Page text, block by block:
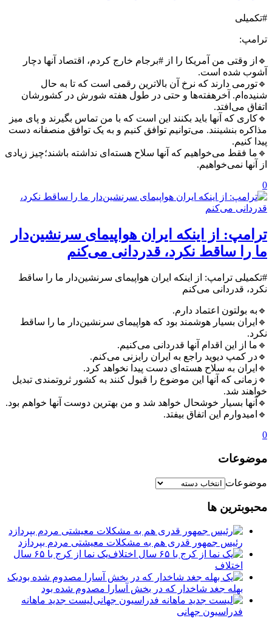
#تکمیلی
ترامپ:
🔹از وقتی من آمریکا را از #برجام خارج کردم، اقتصاد آنها دچار
آشوب شده است.
🔹تورمی دارند که نرخ آن بالاترین رقمی است که تا به حال
شنیده‌ام. آخرهفته‌ها و حتی در طول هفته شورش در کشورشان
اتفاق می‌افتد.
🔹کاری که آنها باید بکنند این است که با من تماس بگیرند و پای میز
مذاکره بنشینند. می‌توانیم توافق کنیم و به یک توافق منصفانه دست
پیدا کنیم.
🔹ما فقط می‌خواهیم که آنها سلاح هسته‌ای نداشته باشند؛چیز زیادی
از آنها نمی‌خواهیم.
0
ترامپ: از اینکه ایران هواپیمای سرنشین‌دار
ما را ساقط نکرد، قدردانی می‌کنم
#تکمیلی ترامپ: از اینکه ایران هواپیمای سرنشین‌دار ما را ساقط
نکرد، قدردانی می‌کنم
🔹به بولتون اعتماد دارم.
🔹ایران بسیار هوشمند بود که هواپیمای سرنشین‌دار ما را ساقط
نکرد.
🔹ما از این اقدام آنها قدردانی می‌کنیم.
🔹در کمپ دیوید راجع به ایران رایزنی می‌کنم.
🔹ایران به سلاح هسته‌ای دست پیدا نخواهد کرد.
🔹زمانی که آنها این موضوع را قبول کنند به کشور ثروتمندی تبدیل
خواهند شد.
🔹آنها بسیار خوشحال خواهد شد و من بهترین دوست آنها خواهم بود.
🔹امیدوارم این اتفاق بیفتد.
0
موضوعات
موضوعات
محبوبترین ها
رئیس جمهور قدری هم به مشکلات معیشتی مردم بپردازد
یک نما از کرج با ۶۵ سال
اختلاف
یک
بهله جغد شاخدار که در بخش آسارا مصدوم شده بود
لیست جدید ماهانه
فدراسیون جهانی